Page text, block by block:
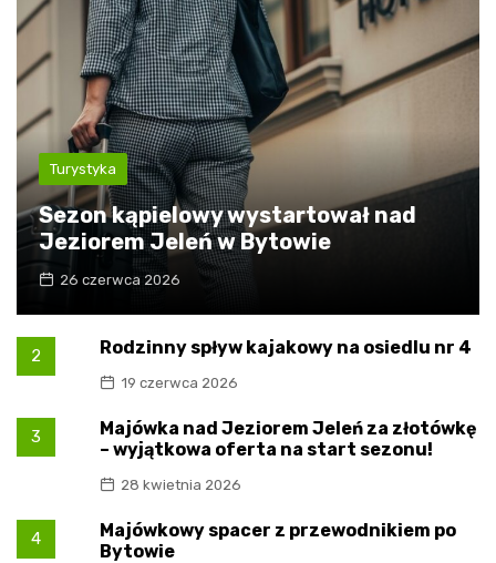
Turystyka
Sezon kąpielowy wystartował nad
Jeziorem Jeleń w Bytowie
26 czerwca 2026
2 Rodzinny spływ kajakowy na osiedlu nr 4
19 czerwca 2026
3
Majówka nad Jeziorem Jeleń za złotówkę
– wyjątkowa oferta na start sezonu!
28 kwietnia 2026
4
Majówkowy spacer z przewodnikiem po
Bytowie